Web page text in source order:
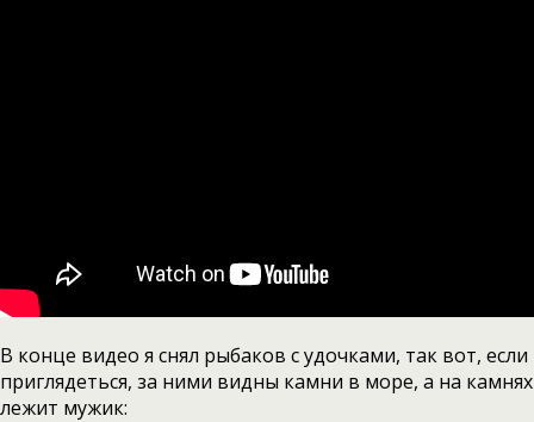
В конце видео я снял рыбаков с удочками, так вот, если
приглядеться, за ними видны камни в море, а на камнях
лежит мужик: